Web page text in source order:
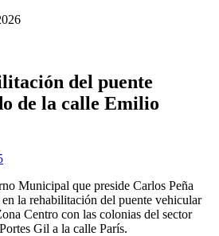
del puente
de la calle Emilio
Municipal que preside Carlos Peña
la rehabilitación del puente vehicular
Centro con las colonias del sector
Gil a la calle París.